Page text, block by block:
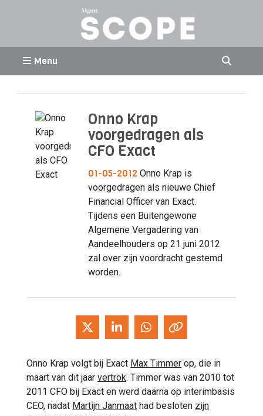
Menu
Onno Krap
voorgedragen als
CFO Exact
01-05-2012 Onno Krap is
voorgedragen als nieuwe Chief
Financial Officer van Exact.
Tijdens een Buitengewone
Algemene Vergadering van
Aandeelhouders op 21 juni 2012
zal over zijn voordracht gestemd
worden.
Onno Krap volgt bij Exact Max Timmer op, die in
maart van dit jaar vertrok. Timmer was van 2010 tot
2011 CFO bij Exact en werd daarna op interimbasis
CEO, nadat Martijn Janmaat had besloten zijn